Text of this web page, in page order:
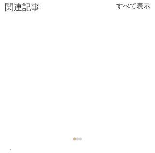
関連記事 すべて表示